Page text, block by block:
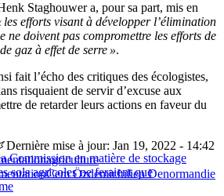
Staghouwer a, pour sa part, mis en
les efforts visant à développer l’élimination
ne doivent pas compromettre les efforts de
gaz à effet de serre ».
fait l’écho des critiques des écologistes,
risquaient de servir d’excuse aux
de retarder leurs actions en faveur du
Commission en matière de stockage
sols agricoles ne feraient que
Dernière mise à jour: Jan 19, 2022 - 14:42
agriculture
Cem ÖzdemirJulien Denormandie